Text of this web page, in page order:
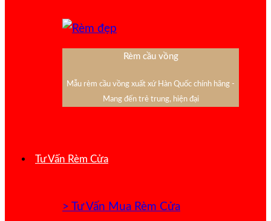
Rèm cầu vồng
Mẫu rèm cầu vồng xuất xứ Hàn Quốc chính hãng -
Mang đến trẻ trung, hiện đại
Tư Vấn Rèm Cửa
> Tư Vấn Mua Rèm Cửa